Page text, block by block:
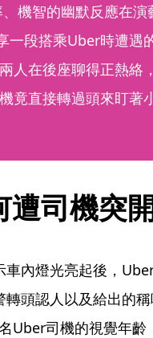
機智的幽默反應在
一段搭乘Uber時遭遇
人在後座聊得正熱絡
竟直接轉過頭來盯著
司機突
內燈光亮起後，
轉頭認人以及給出的
Uber司機的視覺年齡